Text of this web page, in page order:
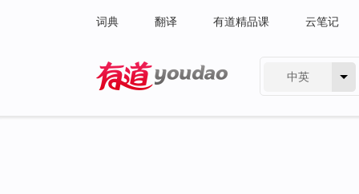
词典 翻译 有道精品课 云笔记
中英